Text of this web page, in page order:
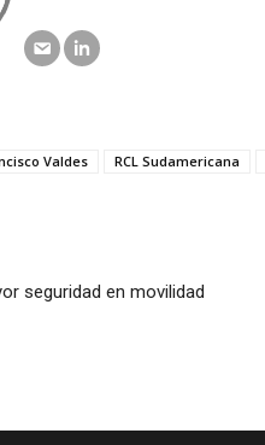
Valdes RCL Sudamericana
seguridad en movilidad